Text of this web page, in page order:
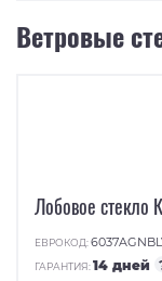
Ветровые
Лобовое стекло
ЕВРОКОД:
ГАРАНТИЯ:14 дней